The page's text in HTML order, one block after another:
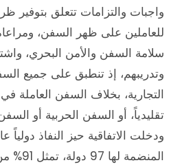
واجبات والتزامات تتعلق بتوفير
للعاملين على ظهر السفن،
سلامة السفن والأمن البحري،
وتدريبهم، إذ تنطبق على جميع
التجارية، بخلاف السفن العاملة في
تقليدياً، أو السفن الحربية أو